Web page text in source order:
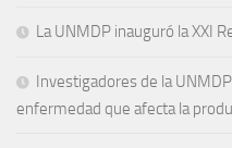
La UNMDP inauguró la XXI
Investigadores de la
enfermedad que afecta la